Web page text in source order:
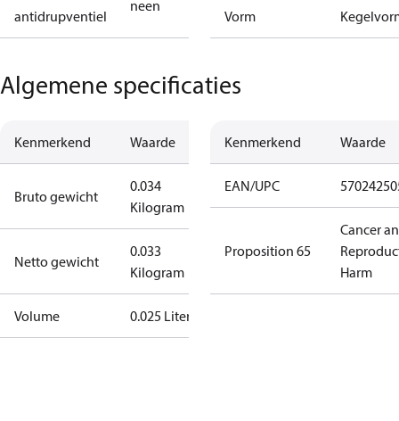
antidrupventiel
neen
Vorm
Algemene specificaties
Kenmerkend Waarde
Bruto gewicht
0.034
Kilogram
Netto gewicht
0.033
Kilogram
Volume 0.025 Liter
Kenmerkend Waarde
EAN/UPC
Proposition 65
Cancer
Harm